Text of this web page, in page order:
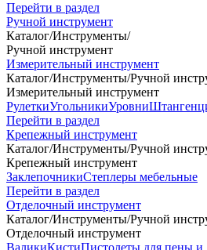
Перейти в раздел
Ручной инструмент
Каталог/Инструменты/
Ручной инструмент
Измерительный инструмент
Каталог/Инструменты/Ручной
Измерительный инструмент
РулеткиУгольникиУровни
Перейти в раздел
Крепежный инструмент
Каталог/Инструменты/Ручной
Крепежный инструмент
ЗаклепочникиСтеплеры мебельные
Перейти в раздел
Отделочный инструмент
Каталог/Инструменты/Ручной
Отделочный инструмент
ВаликиКистиПистолеты для пены и